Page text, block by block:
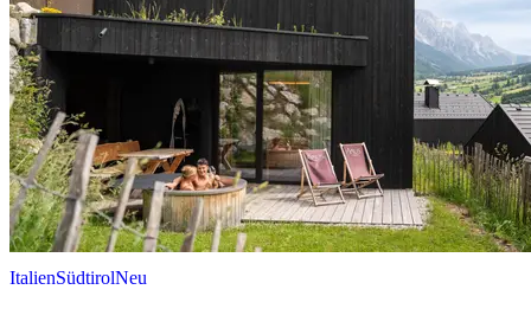
ItalienSüdtirolNeu